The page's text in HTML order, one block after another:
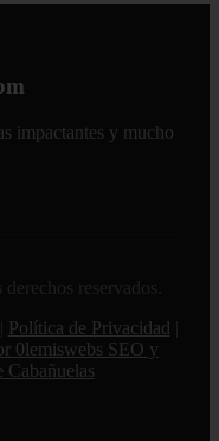
impactantes y mucho
reservados.
Política de Privacidad
0lemiswebs SEO y
Cabañuelas